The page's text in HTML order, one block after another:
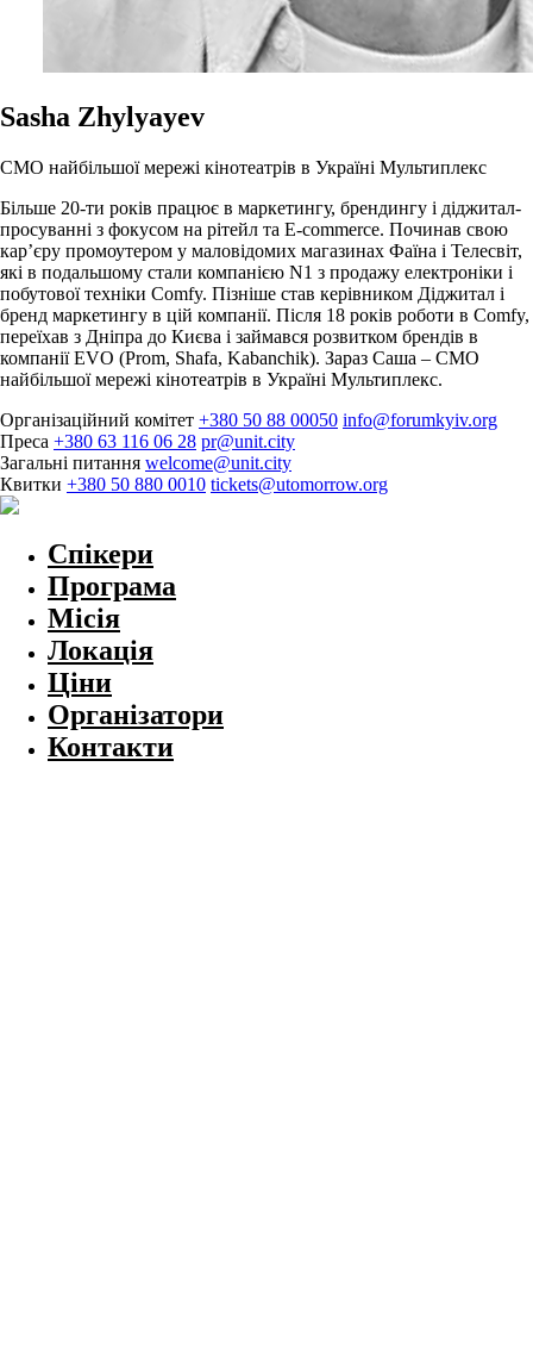
Sasha Zhylyayev
CMO найбільшої мережі кінотеатрів в Україні Мультиплекс
Більше 20-ти років працює в маркетингу, брендингу і діджитал-
просуванні з фокусом на рітейл та E-commerce. Починав свою
кар’єру промоутером у маловідомих магазинах Фаїна і Телесвіт,
які в подальшому стали компанією N1 з продажу електроніки і
побутової техніки Comfy. Пізніше став керівником Діджитал і
бренд маркетингу в цій компанії. Після 18 років роботи в Comfy,
переїхав з Дніпра до Києва і займався розвитком брендів в
компанії EVO (Prom, Shafa, Kabanchik). Зараз Саша – CMO
найбільшої мережі кінотеатрів в Україні Мультиплекс.
Організаційний комітет +380 50 88 00050 info@forumkyiv.org
Преса +380 63 116 06 28 pr@unit.city
Загальні питання welcome@unit.city
Квитки +380 50 880 0010 tickets@utomorrow.org
Спікери
Програма
Місія
Локація
Ціни
Організатори
Контакти